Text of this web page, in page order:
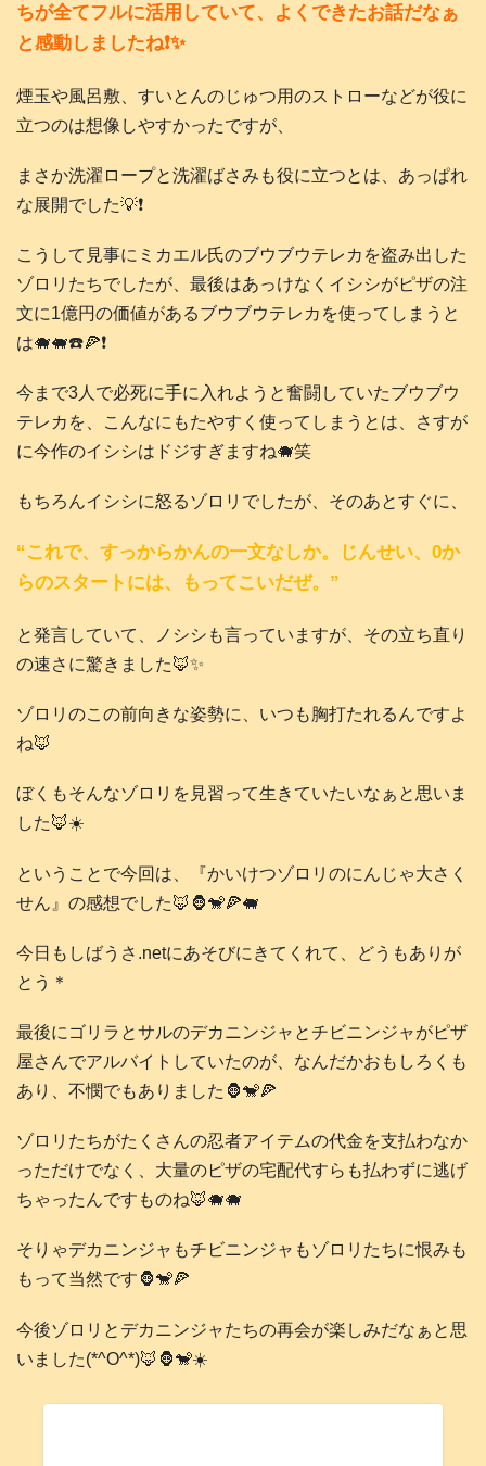
ちが全てフルに活用していて、よくできたお話だなぁ
と感動しましたね❗️✨
煙玉や風呂敷、すいとんのじゅつ用のストローなどが役に
立つのは想像しやすかったですが、
まさか洗濯ロープと洗濯ばさみも役に立つとは、あっぱれ
な展開でした💡❗️
こうして見事にミカエル氏のブウブウテレカを盗み出した
ゾロリたちでしたが、最後はあっけなくイシシがピザの注
文に1億円の価値があるブウブウテレカを使ってしまうと
は🐗🐖☎️🍕❗️
今まで3人で必死に手に入れようと奮闘していたブウブウ
テレカを、こんなにもたやすく使ってしまうとは、さすが
に今作のイシシはドジすぎますね🐗笑
もちろんイシシに怒るゾロリでしたが、そのあとすぐに、
“これで、すっからかんの一文なしか。じんせい、0か
らのスタートには、もってこいだぜ。”
と発言していて、ノシシも言っていますが、その立ち直り
の速さに驚きました🦊✨
ゾロリのこの前向きな姿勢に、いつも胸打たれるんですよ
ね🦊
ぼくもそんなゾロリを見習って生きていたいなぁと思いま
した🦊☀️
ということで今回は、『かいけつゾロリのにんじゃ大さく
せん』の感想でした🦊🦍🐒🍕🐖
今日もしばうさ.netにあそびにきてくれて、どうもありが
とう＊
最後にゴリラとサルのデカニンジャとチビニンジャがピザ
屋さんでアルバイトしていたのが、なんだかおもしろくも
あり、不憫でもありました🦍🐒🍕
ゾロリたちがたくさんの忍者アイテムの代金を支払わなか
っただけでなく、大量のピザの宅配代すらも払わずに逃げ
ちゃったんですものね🦊🐗🐗
そりゃデカニンジャもチビニンジャもゾロリたちに恨みも
もって当然です🦍🐒🍕
今後ゾロリとデカニンジャたちの再会が楽しみだなぁと思
いました(*^O^*)🦊🦍🐒☀️